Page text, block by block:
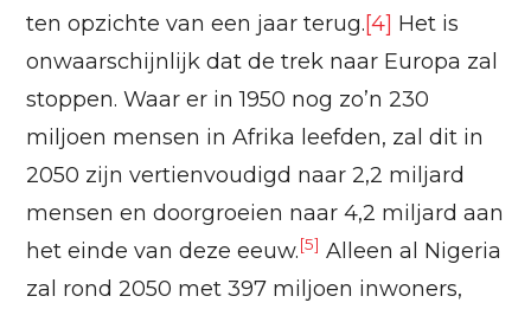
ten opzichte van een jaar terug.[4] Het is
onwaarschijnlijk dat de trek naar Europa zal
stoppen. Waar er in 1950 nog zo’n 230
miljoen mensen in Afrika leefden, zal dit in
2050 zijn vertienvoudigd naar 2,2 miljard
mensen en doorgroeien naar 4,2 miljard aan
het einde van deze eeuw.[5] Alleen al Nigeria
zal rond 2050 met 397 miljoen inwoners,